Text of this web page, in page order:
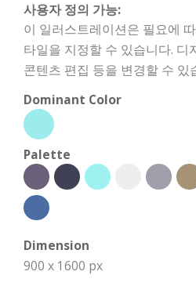
사용자 정의 가능:
이 일러스트레이션은 필요에
타일을 지정할 수 있습니다. 디
콘텐츠 편집 등을 변경할 수 있
Dominant Color
Palette
Dimension
900 x 1600 px